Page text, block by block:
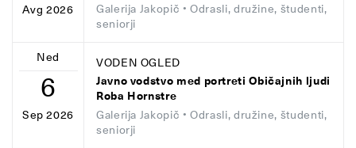
Avg 2026 Galerija Jakopič • Odrasli, družine, študenti,
seniorji
Ned
6
Sep 2026
VODEN OGLED
Javno vodstvo med portreti Običajnih ljudi
Roba Hornstre
Galerija Jakopič • Odrasli, družine, študenti,
seniorji